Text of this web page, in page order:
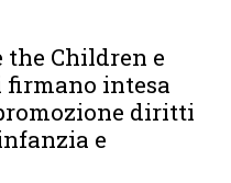
the Children e
firmano intesa
diritti
e